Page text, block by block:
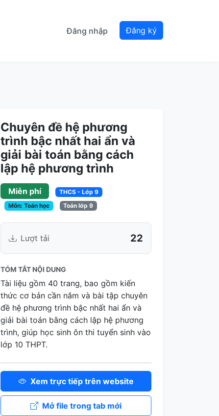
Đăng nhập Đăng ký
Chuyên đề hệ phương
trình bậc nhất hai ẩn và
giải bài toán bằng cách
lập hệ phương trình
Miễn phí
THCS - Lớp 9
Môn: Toán học
Toán lớp 9
Lượt tải 22
TÓM TẮT NỘI DUNG
Tài liệu gồm 40 trang, bao gồm kiến
thức cơ bản cần nắm và bài tập chuyên
đề hệ phương trình bậc nhất hai ẩn và
giải bài toán bằng cách lập hệ phương
trình, giúp học sinh ôn thi tuyển sinh vào
lớp 10 THPT.
Xem trực tiếp trên website
Mở file trong tab mới